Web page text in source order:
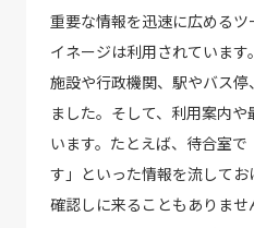
重要な情報を迅速に広める
イネージは利用されていま
施設や行政機関、駅やバス
ました。そして、利用案内
います。たとえば、待合室
す」といった情報を流して
確認しに来ることもありま